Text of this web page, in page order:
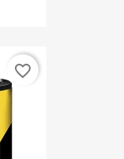
favorite_border